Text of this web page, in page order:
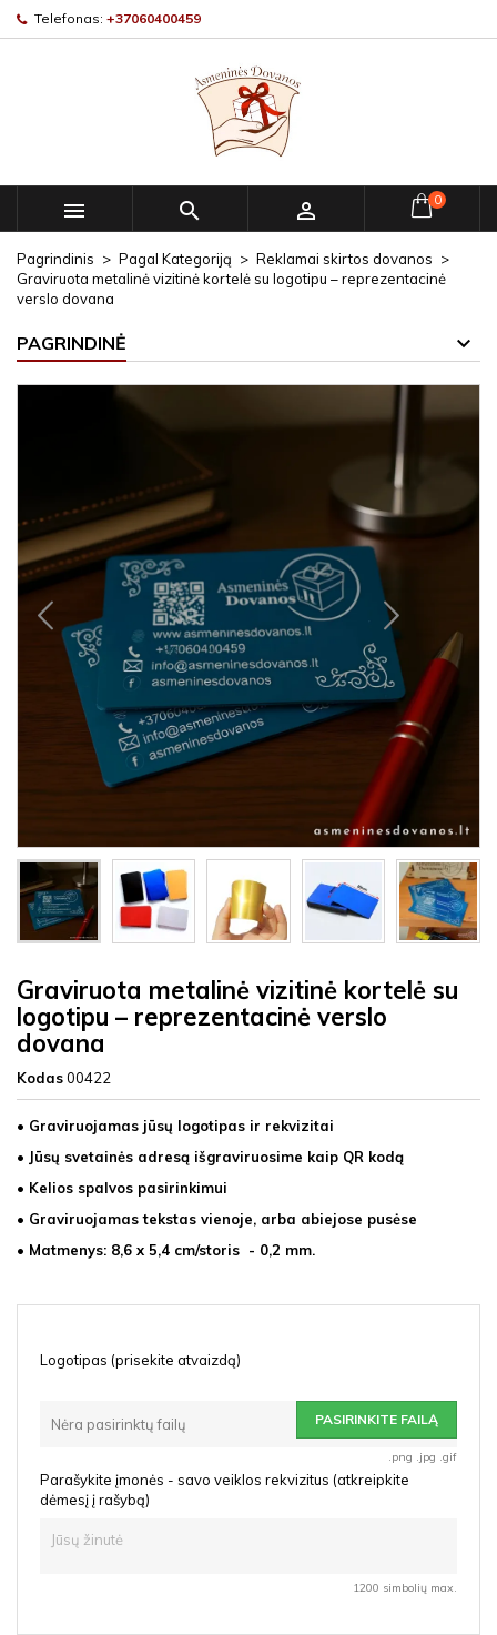
Telefonas: +37060400459
   0
Pagrindinis Pagal Kategoriją
Reklamai skirtos dovanos
Graviruota metalinė vizitinė kortelė su logotipu – reprezentacinė
verslo dovana
PAGRINDINĖ
Graviruota metalinė vizitinė kortelė su
logotipu – reprezentacinė verslo
dovana
Kodas00422
• Graviruojamas jūsų logotipas ir rekvizitai
• Jūsų svetainės adresą išgraviruosime kaip QR kodą
• Kelios spalvos pasirinkimui
• Graviruojamas tekstas vienoje, arba abiejose pusėse
• Matmenys: 8,6 x 5,4 cm/storis - 0,2 mm.
Logotipas (prisekite atvaizdą)
Nėra pasirinktų failų PASIRINKITE FAILĄ
.png .jpg .gif
Parašykite įmonės - savo veiklos rekvizitus (atkreipkite
dėmesį į rašybą)
1200 simbolių max.